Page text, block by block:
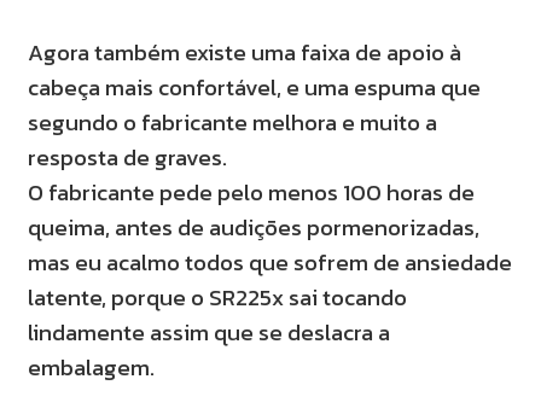
Agora também existe uma faixa de apoio à
cabeça mais confortável, e uma espuma que
segundo o fabricante melhora e muito a
resposta de graves.
O fabricante pede pelo menos 100 horas de
queima, antes de audições pormenorizadas,
mas eu acalmo todos que sofrem de ansiedade
latente, porque o SR225x sai tocando
lindamente assim que se deslacra a
embalagem.